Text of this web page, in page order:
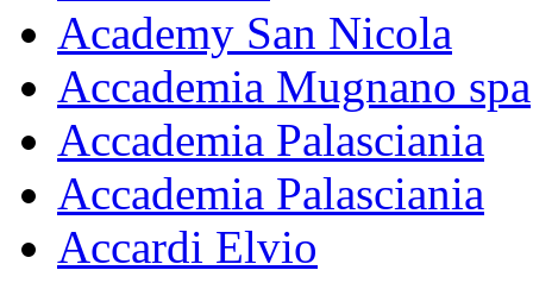
Academy San Nicola
Accademia Mugnano spa
Accademia Palasciania
Accademia Palasciania
Accardi Elvio